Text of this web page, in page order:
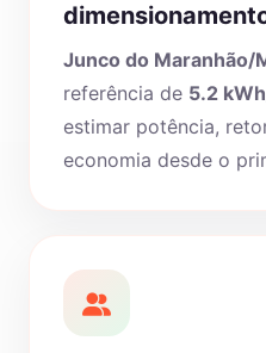
Junco do Maranhão/
referência de 5.2
estimar potência,
economia desde o